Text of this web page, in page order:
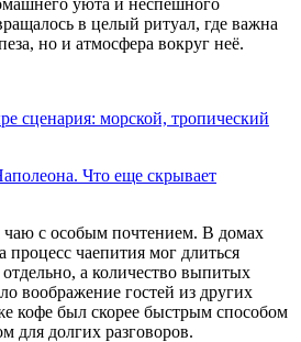
в целый ритуал, где важна
но и атмосфера вокруг неё.
сценария: морской, тропический
Что еще скрывает
с особым почтением. В домах
процесс чаепития мог длиться
а количество выпитых
воображение гостей из других
кофе был скорее быстрым способом
для долгих разговоров.